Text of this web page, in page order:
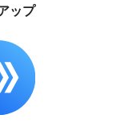
ップ